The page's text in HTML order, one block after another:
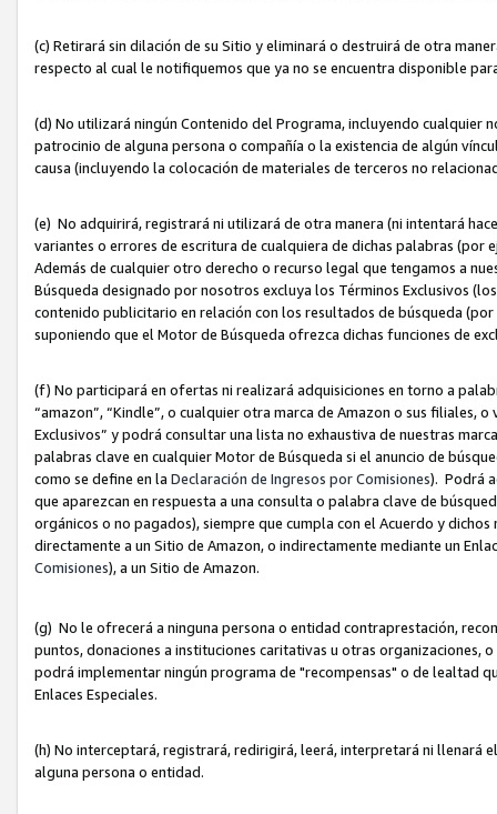
(c) Retirará sin dilación de su Sitio y eliminará o destruirá de otra
respecto al cual le notifiquemos que ya no se encuentra disponible
(d) No utilizará ningún Contenido del Programa, incluyendo cualquier
patrocinio de alguna persona o compañía o la existencia de algún
causa (incluyendo la colocación de materiales de terceros no
(e) No adquirirá, registrará ni utilizará de otra manera (ni intentará
variantes o errores de escritura de cualquiera de dichas palabras (por
Además de cualquier otro derecho o recurso legal que tengamos a
Búsqueda designado por nosotros excluya los Términos Exclusivos
contenido publicitario en relación con los resultados de búsqueda
suponiendo que el Motor de Búsqueda ofrezca dichas funciones de
(f) No participará en ofertas ni realizará adquisiciones en torno a
“amazon”, “Kindle”, o cualquier otra marca de Amazon o sus filiales,
Exclusivos” y podrá consultar una lista no exhaustiva de nuestras
palabras clave en cualquier Motor de Búsqueda si el anuncio de
como se define en la Declaración de Ingresos por Comisiones). Podrá
que aparezcan en respuesta a una consulta o palabra clave de
orgánicos o no pagados), siempre que cumpla con el Acuerdo y
directamente a un Sitio de Amazon, o indirectamente mediante un
Comisiones), a un Sitio de Amazon.
(g) No le ofrecerá a ninguna persona o entidad contraprestación,
puntos, donaciones a instituciones caritativas u otras organizaciones,
podrá implementar ningún programa de "recompensas" o de lealtad
Enlaces Especiales.
(h) No interceptará, registrará, redirigirá, leerá, interpretará ni
alguna persona o entidad.